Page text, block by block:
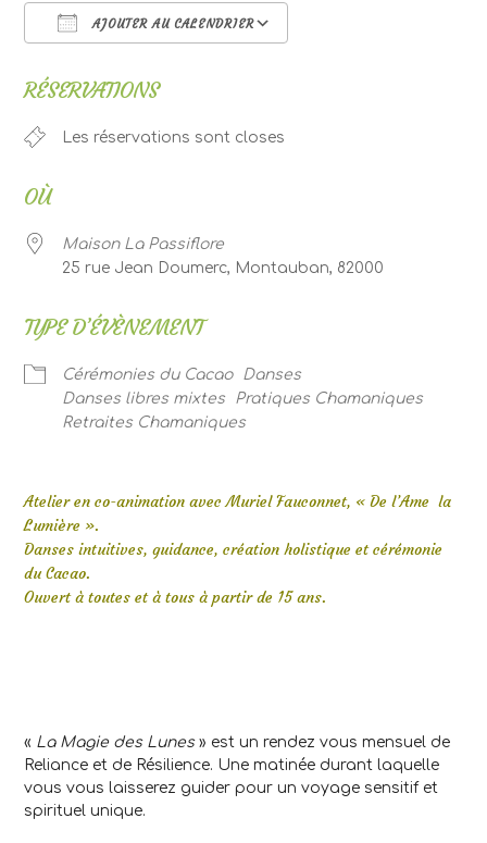
AJOUTER AU CALENDRIER
RÉSERVATIONS
Les réservations sont closes
OÙ
Maison La Passiflore
25 rue Jean Doumerc, Montauban, 82000
TYPE D’ÉVÈNEMENT
Cérémonies du Cacao
Danses
Danses libres mixtes
Pratiques Chamaniques
Retraites Chamaniques
Atelier en co-animation avec Muriel Fauconnet, « De l’Ame la
Lumière ».
Danses intuitives, guidance, création holistique et cérémonie
du Cacao.
Ouvert à toutes et à tous à partir de 15 ans.
« La Magie des Lunes» est un rendez vous mensuel de
Reliance et de Résilience. Une matinée durant laquelle
vous vous laisserez guider pour un voyage sensitif et
spirituel unique.